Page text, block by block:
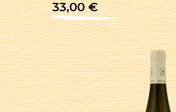
33,00€